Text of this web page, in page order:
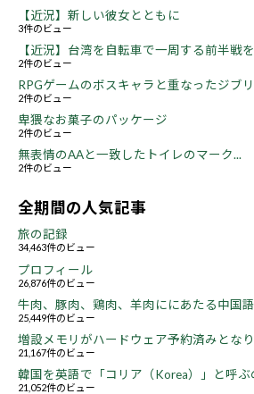
【近況】新しい彼女とともに
3件のビュー
【近況】台湾を自転車で一周する前半戦
2件のビュー
RPGゲームのボスキャラと重なったジブ
2件のビュー
卑猥なお菓子のパッケージ
2件のビュー
無表情のAAと一致したトイレのマーク...
2件のビュー
全期間の人気記事
旅の記録
34,463件のビュー
プロフィール
26,876件のビュー
牛肉、豚肉、鶏肉、羊肉ににあたる中国
25,449件のビュー
増設メモリがハードウェア予約済みとな
21,167件のビュー
韓国を英語で「コリア（Korea）」と呼ぶ
21,052件のビュー